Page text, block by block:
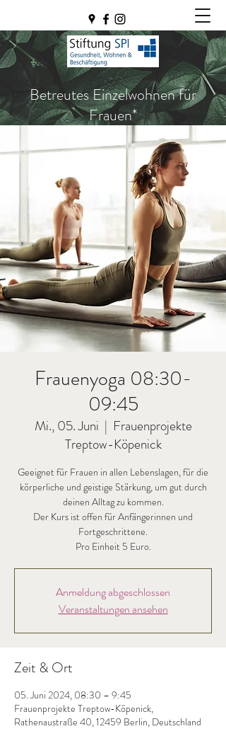
Betreutes Einzelwohnen für
Frauen*
Frauenyoga 08:30-
09:45
Mi., 05. Juni
  |
Frauenprojekte
Treptow-Köpenick
Geeignet für Frauen in allen Lebenslagen, für die
körperliche und geistige Stärkung, um gut durch
deinen Alltag zu kommen.
Der Kurs ist offen für Anfängerinnen und
Fortgeschrittene.
Pro Einheit 5 Euro.
Anmeldung abgeschlossen
Veranstaltungen ansehen
Zeit & Ort
05. Juni 2024, 08:30 – 9:45
Frauenprojekte Treptow-Köpenick,
Rathenaustraße 40, 12459 Berlin, Deutschland